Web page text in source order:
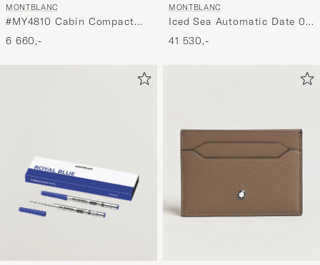
MONTBLANC
#MY4810 Cabin Compact
Trolley Blue
6 660,-
MONTBLANC
Iced Sea Automatic Date 0
Oxygen Grey
41 530,-